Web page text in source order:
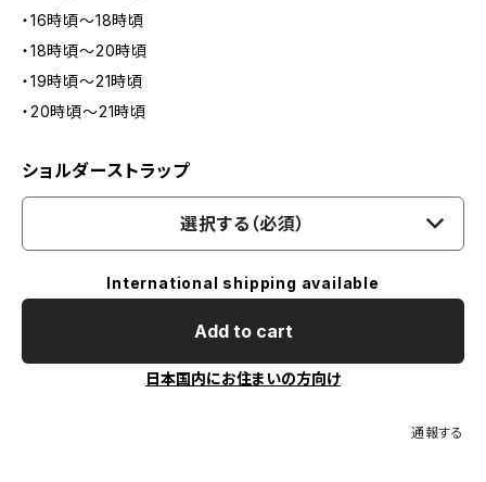
・16時頃〜18時頃
・18時頃〜20時頃
・19時頃〜21時頃
・20時頃〜21時頃
ショルダーストラップ
選択する（必須）
International shipping available
Add to cart
日本国内にお住まいの方向け
通報する